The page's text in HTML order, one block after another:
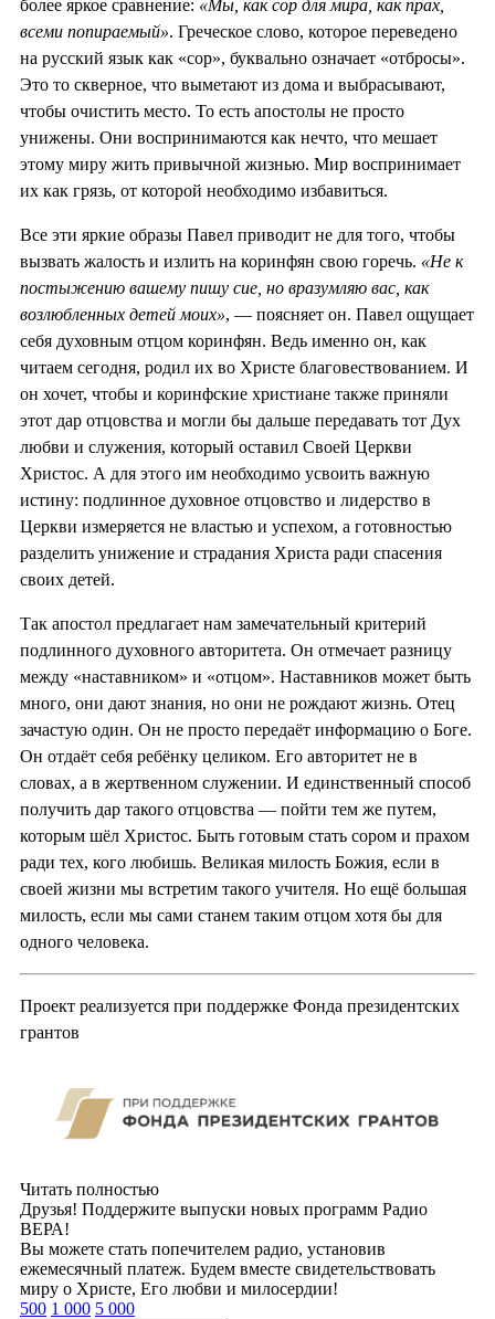
более яркое сравнение: «Мы, как сор для мира, как прах,
всеми попираемый». Греческое слово, которое переведено
на русский язык как «сор», буквально означает «отбросы».
Это то скверное, что выметают из дома и выбрасывают,
чтобы очистить место. То есть апостолы не просто
унижены. Они воспринимаются как нечто, что мешает
этому миру жить привычной жизнью. Мир воспринимает
их как грязь, от которой необходимо избавиться.
Все эти яркие образы Павел приводит не для того, чтобы
вызвать жалость и излить на коринфян свою горечь. «Не к
постыжению вашему пишу сие, но вразумляю вас, как
возлюбленных детей моих», — поясняет он. Павел ощущает
себя духовным отцом коринфян. Ведь именно он, как
читаем сегодня, родил их во Христе благовествованием. И
он хочет, чтобы и коринфские христиане также приняли
этот дар отцовства и могли бы дальше передавать тот Дух
любви и служения, который оставил Своей Церкви
Христос. А для этого им необходимо усвоить важную
истину: подлинное духовное отцовство и лидерство в
Церкви измеряется не властью и успехом, а готовностью
разделить унижение и страдания Христа ради спасения
своих детей.
Так апостол предлагает нам замечательный критерий
подлинного духовного авторитета. Он отмечает разницу
между «наставником» и «отцом». Наставников может быть
много, они дают знания, но они не рождают жизнь. Отец
зачастую один. Он не просто передаёт информацию о Боге.
Он отдаёт себя ребёнку целиком. Его авторитет не в
словах, а в жертвенном служении. И единственный способ
получить дар такого отцовства — пойти тем же путем,
которым шёл Христос. Быть готовым стать сором и прахом
ради тех, кого любишь. Великая милость Божия, если в
своей жизни мы встретим такого учителя. Но ещё большая
милость, если мы сами станем таким отцом хотя бы для
одного человека.
Проект реализуется при поддержке Фонда президентских
грантов
Читать полностью
Друзья! Поддержите выпуски новых программ Радио
ВЕРА!
Вы можете стать попечителем радио, установив
ежемесячный платеж. Будем вместе свидетельствовать
миру о Христе, Его любви и милосердии!
500 1 000 5 000